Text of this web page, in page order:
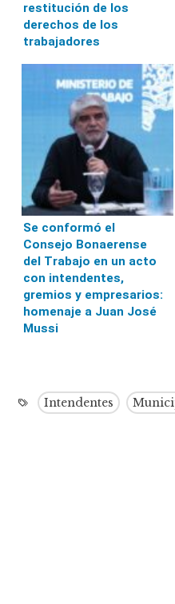
restitución de los
derechos de los
trabajadores
Se conformó el
Consejo Bonaerense
del Trabajo en un acto
con intendentes,
gremios y empresarios:
homenaje a Juan José
Mussi
Intendentes